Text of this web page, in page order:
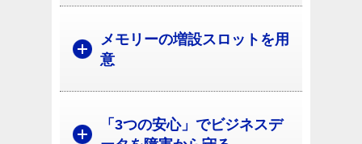
メモリーの増設スロットを用
意
「3つの安心」でビジネスデ